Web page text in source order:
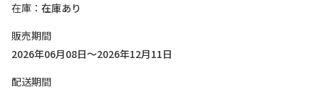
在庫
在庫あり
販売期間
2026年06月08日～2026年12月11日
配送期間